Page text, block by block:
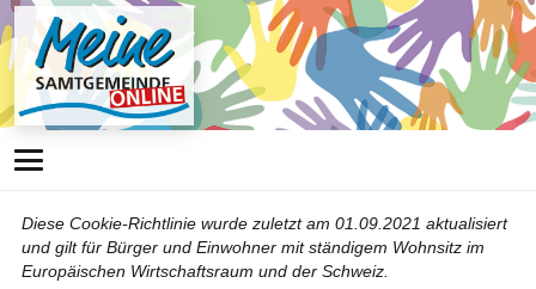
Diese Cookie-Richtlinie wurde zuletzt am 01.09.2021 aktualisiert
und gilt für Bürger und Einwohner mit ständigem Wohnsitz im
Europäischen Wirtschaftsraum und der Schweiz.